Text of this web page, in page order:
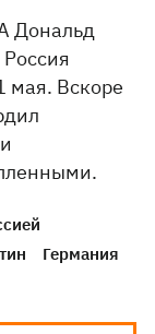
Дональд
мая. Вскоре
Германия